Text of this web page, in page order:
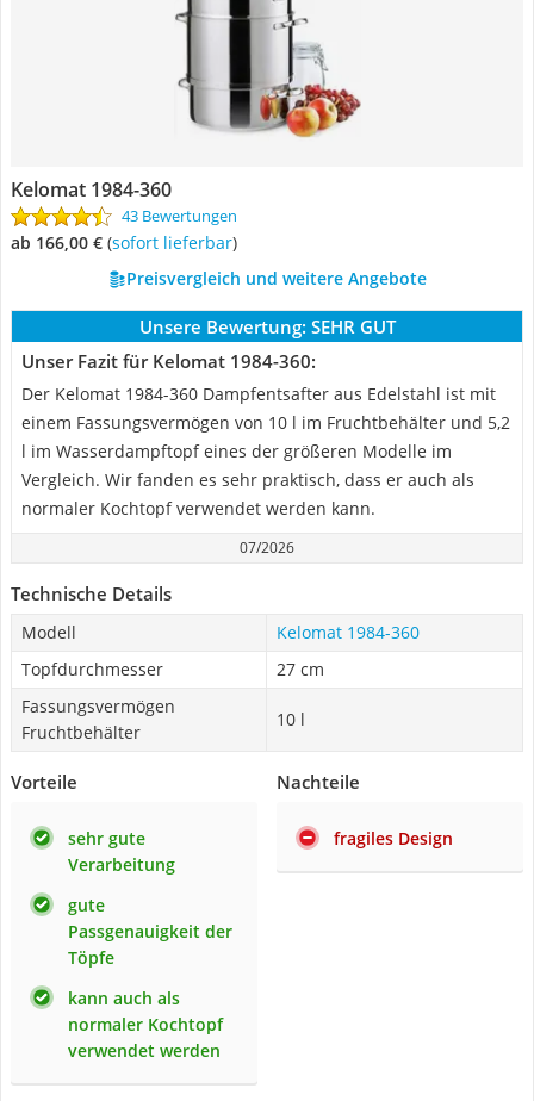
Kelomat 1984-360
43 Bewertungen
ab 166,00 € ( Sofort lieferbar)
Preisvergleich und weitere Angebote
Unsere Bewertung: SEHR GUT
Unser Fazit für Kelomat 1984-360:
Der Kelomat 1984-360 Dampfentsafter aus Edelstahl ist mit
einem Fassungsvermögen von 10 l im Fruchtbehälter und 5,2
l im Wasserdampftopf eines der größeren Modelle im
Vergleich. Wir fanden es sehr praktisch, dass er auch als
normaler Kochtopf verwendet werden kann.
07/2026
Technische Details
Modell
Kelomat 1984-360
Topfdurchmesser
27 cm
Fassungsvermögen
Fruchtbehälter
10 l
Vorteile
sehr gute
Verarbeitung
gute
Passgenauigkeit der
Töpfe
kann auch als
normaler Kochtopf
verwendet werden
Nachteile
fragiles Design